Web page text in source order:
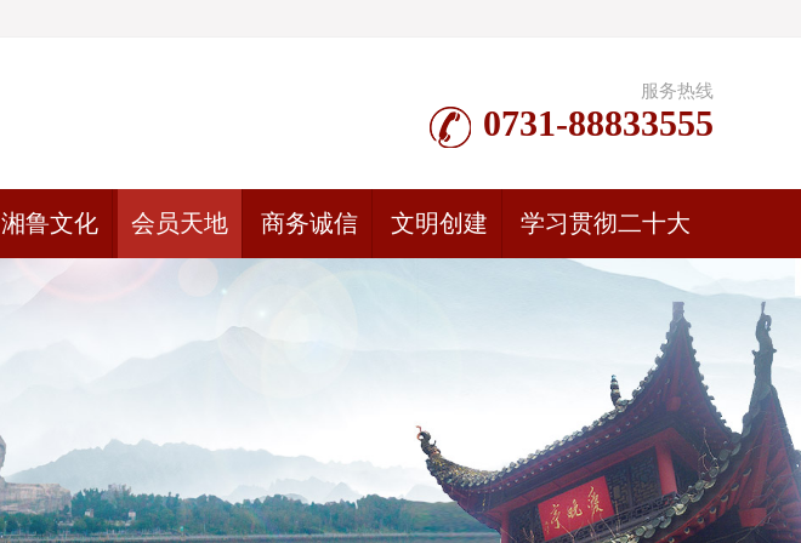
服务热线
0731-88833555
湘鲁文化 会员天地 商务诚信 文明创建 学习贯彻二十大